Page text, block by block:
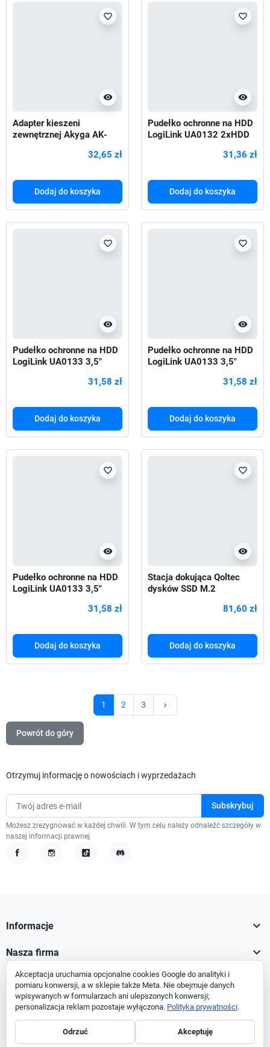
visibility
favorite_border
Adapter kieszeni
zewnętrznej Akyga AK-
32,65 zł
Dodaj do koszyka
visibility
favorite_border
Pudełko ochronne na HDD
LogiLink UA0132 2xHDD
31,36 zł
Dodaj do koszyka
visibility
favorite_border
Pudełko ochronne na HDD
LogiLink UA0133 3,5"
31,58 zł
Dodaj do koszyka
visibility
favorite_border
Pudełko ochronne na HDD
LogiLink UA0133 3,5"
31,58 zł
Dodaj do koszyka
visibility
favorite_border
Pudełko ochronne na HDD
LogiLink UA0133 3,5"
31,58 zł
Dodaj do koszyka
visibility
favorite_border
Stacja dokująca Qoltec
dysków SSD M.2
81,60 zł
Dodaj do koszyka
1 2 3 keyboard_arrow_right
Powrót do góry
Otrzymuj informację o nowościach i wyprzedażach
Możesz zrezygnować w każdej chwili. W tym celu należy odnaleźć szczegóły w
naszej informacji prawnej.
Informacje 
Nasza firma 
Twoje konto
Informacja o sklepie
Akceptacja uruchamia opcjonalne cookies Google do analityki i
pomiaru konwersji, a w sklepie także Meta. Nie obejmuje danych
wpisywanych w formularzach ani ulepszonych konwersji;
personalizacja reklam pozostaje wyłączona. Polityka prywatności.
Odrzuć Akceptuję